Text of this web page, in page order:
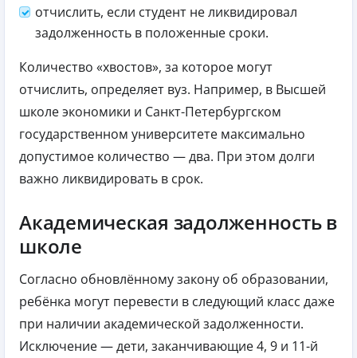
отчислить, если студент не ликвидировал
задолженность в положенные сроки.
Количество «хвостов», за которое могут
отчислить, определяет вуз. Например, в Высшей
школе экономики и Санкт-Петербургском
государственном университете максимально
допустимое количество — два. При этом долги
важно ликвидировать в срок.
Академическая задолженность в
школе
Согласно обновлённому закону об образовании,
ребёнка могут перевести в следующий класс даже
при наличии академической задолженности.
Исключение — дети, заканчивающие 4, 9 и 11-й